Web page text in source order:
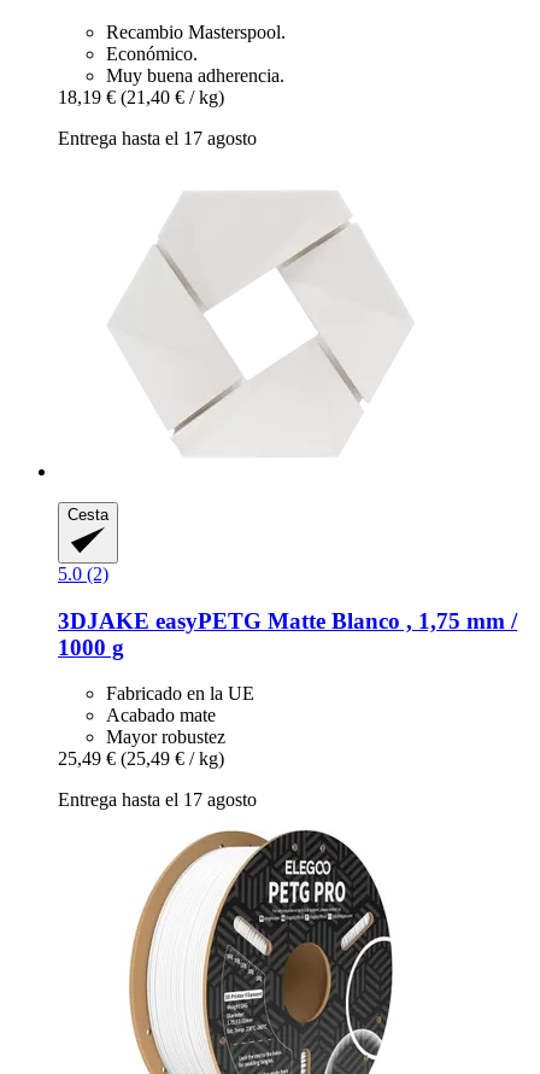
Recambio Masterspool.
Económico.
Muy buena adherencia.
18,19 € (21,40 € / kg)
Entrega hasta el 17 agosto
Cesta
5.0 (2)
3DJAKE easyPETG Matte Blanco , 1,75 mm /
1000 g
Fabricado en la UE
Acabado mate
Mayor robustez
25,49 € (25,49 € / kg)
Entrega hasta el 17 agosto